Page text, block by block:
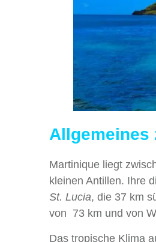
Allgemeines
Martinique liegt
kleinen Antillen. Ihre
St. Lucia, die 37 km
von 73 km und von
Das tropische Klima